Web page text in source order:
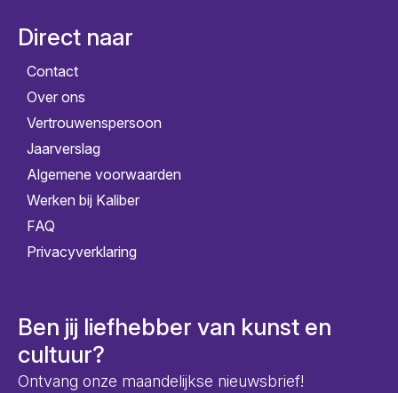
Direct naar
Contact
Over ons
Vertrouwenspersoon
Jaarverslag
Algemene voorwaarden
Werken bij Kaliber
FAQ
Privacyverklaring
Ben jij liefhebber van kunst en
cultuur?
Ontvang onze maandelijkse nieuwsbrief!